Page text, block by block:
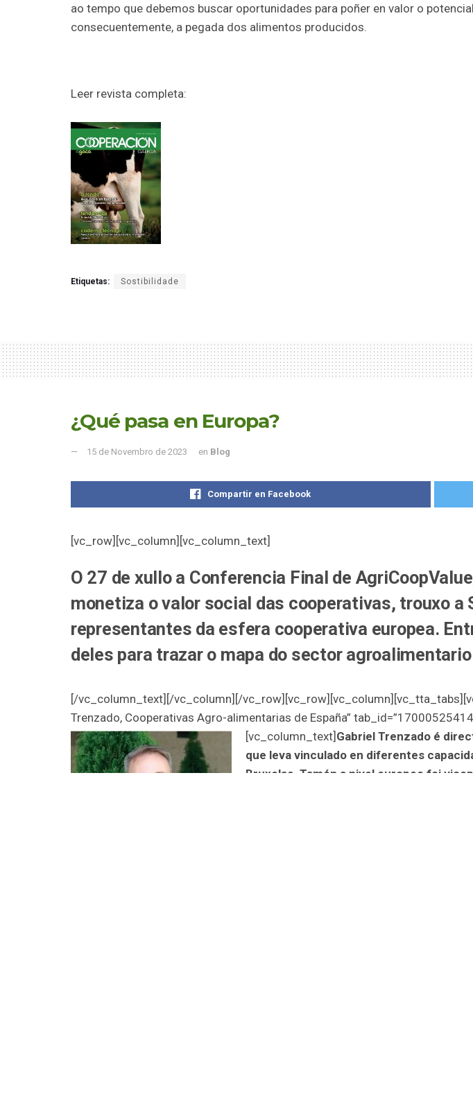
ao tempo que debemos buscar oportunidades para poñer en valor o
consecuentemente, a pegada dos alimentos producidos.
Leer revista completa:
Etiquetas: Sostibilidade
¿Qué pasa en Europa?
15 de Novembro de 2023 en Blog
Compartir en Facebook
[vc_row][vc_column][vc_column_text]
O 27 de xullo a Conferencia Final de
monetiza o valor social das cooperativas, trouxo a
representantes da esfera cooperativa europea.
deles para trazar o mapa do sector
[/vc_column_text][/vc_column][/
Trenzado, Cooperativas Agro-alimentarias de España”
[vc_column_text] Gabriel Trenzado é
que leva vinculado en diferentes
Bruxelas. Tamén a nivel europeo foi